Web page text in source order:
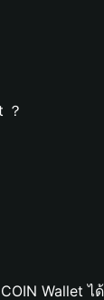
？
Wallet ได้